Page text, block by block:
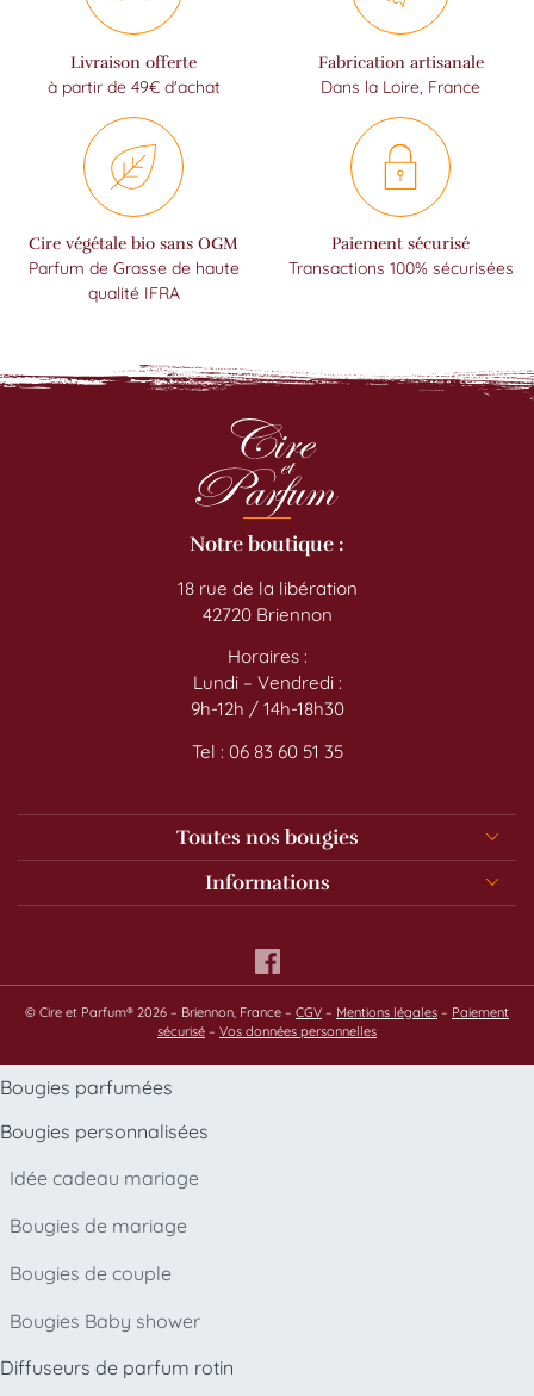
Livraison offerte
à partir de 49€ d'achat
Fabrication artisanale
Dans la Loire, France
Cire végétale bio sans OGM
Parfum de Grasse de haute
qualité IFRA
Paiement sécurisé
Transactions 100% sécurisées
Notre boutique :
18 rue de la libération
42720 Briennon
Horaires :
Lundi – Vendredi :
9h-12h / 14h-18h30
Tel : 06 83 60 51 35
Toutes nos bougies
Informations
© Cire et Parfum® 2026 – Briennon, France – CGV – Mentions légales – Paiement
sécurisé – Vos données personnelles
Bougies parfumées
Bougies personnalisées
Idée cadeau mariage
Bougies de mariage
Bougies de couple
Bougies Baby shower
Diffuseurs de parfum rotin